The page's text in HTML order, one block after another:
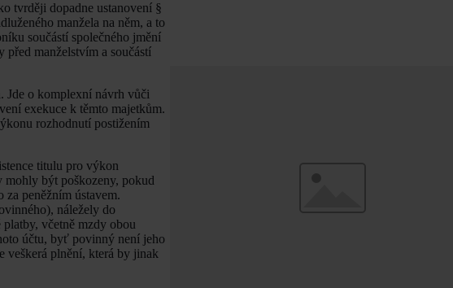
tvrději dopadne ustanovení §
manžela na něm, a to
součástí společného jmění
manželstvím a součástí
Jde o komplexní návrh vůči
exekuce k těmto majetkům.
rozhodnutí postižením
titulu pro výkon
mohly být poškozeny, pokud
peněžním ústavem.
náležely do
včetně mzdy obou
účtu, byť povinný není jeho
veškerá plnění, která by jinak